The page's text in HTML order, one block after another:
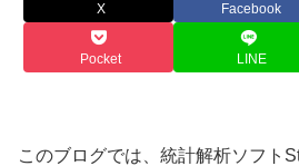
X Facebook
Pocket LINE
このブログでは、統計解析ソフト